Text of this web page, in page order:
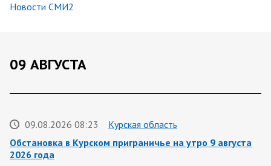
Новости СМИ2
09 АВГУСТА
09.08.2026 08:23
Курская область
Обстановка в Курском приграничье на утро 9 августа
2026 года